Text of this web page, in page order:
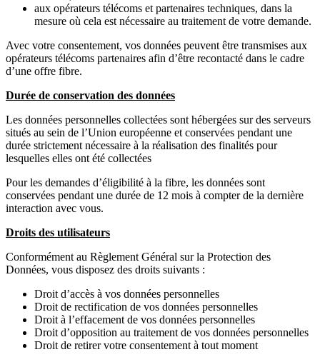
aux opérateurs télécoms et partenaires techniques, dans la
mesure où cela est nécessaire au traitement de votre demande.
Avec votre consentement, vos données peuvent être transmises aux
opérateurs télécoms partenaires afin d’être recontacté dans le cadre
d’une offre fibre.
Durée de conservation des données
Les données personnelles collectées sont hébergées sur des serveurs
situés au sein de l’Union européenne et conservées pendant une
durée strictement nécessaire à la réalisation des finalités pour
lesquelles elles ont été collectées
Pour les demandes d’éligibilité à la fibre, les données sont
conservées pendant une durée de 12 mois à compter de la dernière
interaction avec vous.
Droits des utilisateurs
Conformément au Règlement Général sur la Protection des
Données, vous disposez des droits suivants :
Droit d’accès à vos données personnelles
Droit de rectification de vos données personnelles
Droit à l’effacement de vos données personnelles
Droit d’opposition au traitement de vos données personnelles
Droit de retirer votre consentement à tout moment